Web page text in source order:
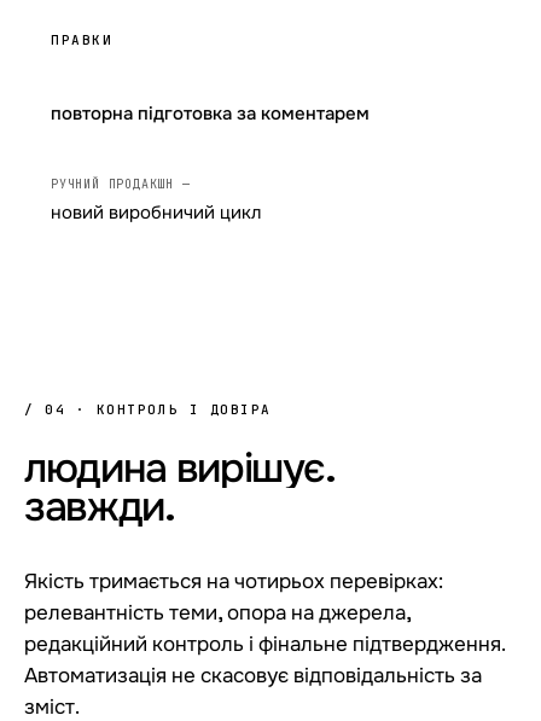
ПРАВКИ
повторна підготовка за коментарем
новий виробничий цикл
/ 04 · КОНТРОЛЬ І ДОВІРА
людина вирішує.
завжди.
Якість тримається на чотирьох перевірках:
релевантність теми, опора на джерела,
редакційний контроль і фінальне підтвердження.
Автоматизація не скасовує відповідальність за
зміст.